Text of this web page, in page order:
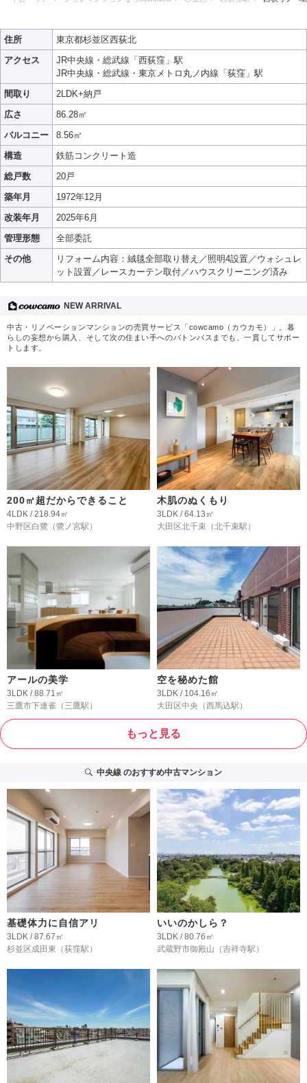
住所
東京都杉並区西荻北
アクセス
JR中央線・総武線「西荻窪」駅
JR中央線・総武線・東京メトロ丸ノ内線「荻窪」駅
間取り
2LDK+納戸
広さ
86.28㎡
バルコニー
8.56㎡
構造
鉄筋コンクリート造
総戸数
20戸
築年月
1972年12月
改装年月
2025年6月
管理形態
全部委託
その他
リフォーム内容：絨毯全部取り替え／照明4設置／ウォシュレ
ット設置／レースカーテン取付／ハウスクリーニング済み
NEW ARRIVAL
中古・リノベーションマンションの売買サービス「cowcamo（カウカモ）」。暮
らしの妄想から購入、そして次の住まい手へのバトンパスまでも、一貫してサポー
トします。
200㎡超だからできること
4LDK / 218.94㎡
中野区白鷺 （鷺ノ宮駅）
木肌のぬくもり
3LDK / 64.13㎡
大田区北千束 （北千束駅）
アールの美学
3LDK / 88.71㎡
三鷹市下連雀 （三鷹駅）
空を秘めた館
3LDK / 104.16㎡
大田区中央 （西馬込駅）
もっと見る
中央線のおすすめ中古マンション
基礎体力に自信アリ
3LDK / 87.67㎡
杉並区成田東 （荻窪駅）
いいのかしら？
3LDK / 80.76㎡
武蔵野市御殿山 （吉祥寺駅）